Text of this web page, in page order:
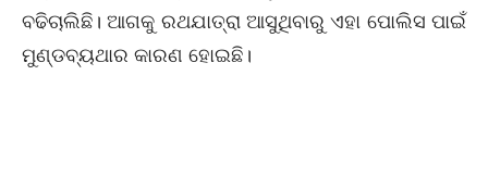
ବଢିଚାଲିଛି। ଆଗକୁ ରଥଯାତ୍ରା ଆସୁଥିବାରୁ ଏହା ପୋଲିସ ପାଇଁ
ମୁଣ୍ଡବ୍ୟଥାର କାରଣ ହୋଇଛି।